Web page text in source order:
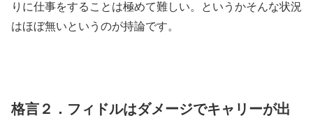
りに仕事をすることは極めて難しい。というかそんな状況
はほぼ無いというのが持論です。
格言２．フィドルはダメージでキャリーが出